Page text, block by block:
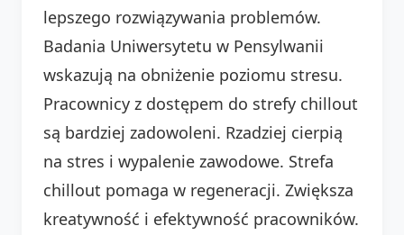
lepszego rozwiązywania problemów.
Badania Uniwersytetu w Pensylwanii
wskazują na obniżenie poziomu stresu.
Pracownicy z dostępem do strefy chillout
są bardziej zadowoleni. Rzadziej cierpią
na stres i wypalenie zawodowe. Strefa
chillout pomaga w regeneracji. Zwiększa
kreatywność i efektywność pracowników.